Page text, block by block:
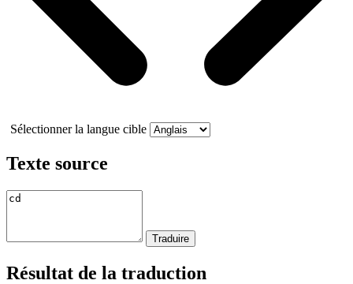
Sélectionner la langue cible
Texte source
Résultat de la traduction